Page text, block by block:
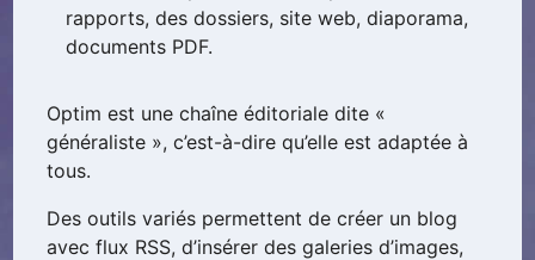
rapports, des dossiers, site web, diaporama,
documents PDF.
Optim est une chaîne éditoriale dite «
généraliste », c’est-à-dire qu’elle est adaptée à
tous.
Des outils variés permettent de créer un blog
avec flux RSS, d’insérer des galeries d’images,